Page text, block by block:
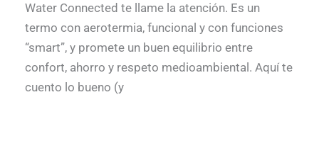
Water Connected te llame la atención. Es un
termo con aerotermia, funcional y con funciones
“smart”, y promete un buen equilibrio entre
confort, ahorro y respeto medioambiental. Aquí te
cuento lo bueno (y